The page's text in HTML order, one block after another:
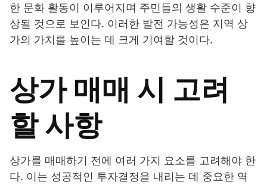
한 문화 활동이 이루어지며 주민들의 생활 수준이 향
상될 것으로 보인다. 이러한 발전 가능성은 지역 상
가의 가치를 높이는 데 크게 기여할 것이다.
상가 매매 시 고려
할 사항
상가를 매매하기 전에 여러 가지 요소를 고려해야 한
다. 이는 성공적인 투자결정을 내리는 데 중요한 역